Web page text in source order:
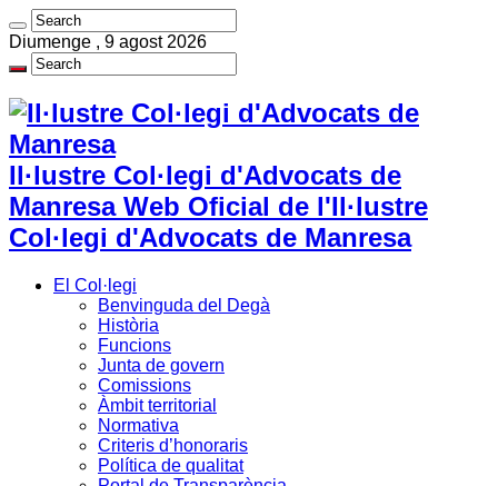
Diumenge , 9 agost 2026
Il·lustre Col·legi d'Advocats de
Manresa Web Oficial de l'Il·lustre
Col·legi d'Advocats de Manresa
El Col·legi
Benvinguda del Degà
Història
Funcions
Junta de govern
Comissions
Àmbit territorial
Normativa
Criteris d’honoraris
Política de qualitat